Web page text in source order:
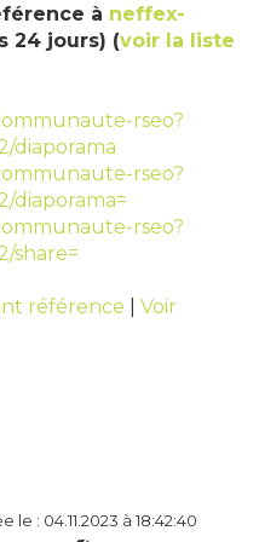
à neffex-
24 jours) (voir la liste
rseo?
diaporama
rseo?
diaporama=
rseo?
share=
référence
Voir
le : 04.11.2023 à 18:42:40